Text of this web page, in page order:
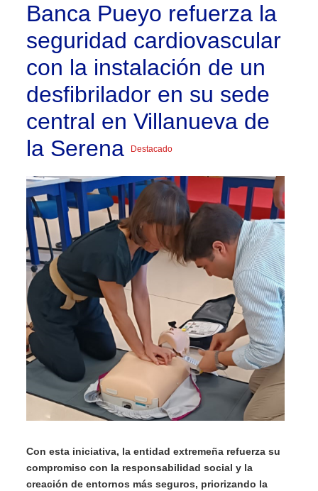
Banca Pueyo refuerza la
seguridad cardiovascular
con la instalación de un
desfibrilador en su sede
central en Villanueva de
la Serena
Destacado
Con esta iniciativa, la entidad extremeña refuerza su
compromiso con la responsabilidad social y la
creación de entornos más seguros, priorizando la